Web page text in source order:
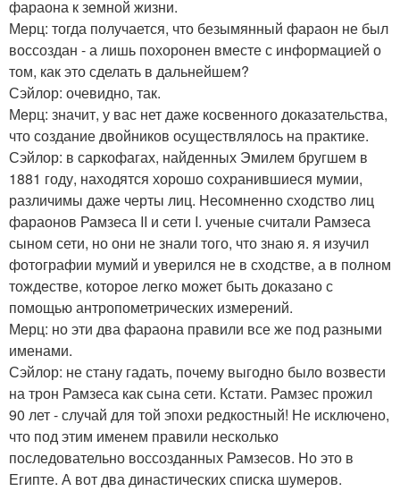
фараона к земной жизни.
Мерц: тогда получается, что безымянный фараон не был
воссоздан - а лишь похоронен вместе с информацией о
том, как это сделать в дальнейшем?
Сэйлор: очевидно, так.
Мерц: значит, у вас нет даже косвенного доказательства,
что создание двойников осуществлялось на практике.
Сэйлор: в саркофагах, найденных Эмилем бругшем в
1881 году, находятся хорошо сохранившиеся мумии,
различимы даже черты лиц. Несомненно сходство лиц
фараонов Рамзеса II и сети I. ученые считали Рамзеса
сыном сети, но они не знали того, что знаю я. я изучил
фотографии мумий и уверился не в сходстве, а в полном
тождестве, которое легко может быть доказано с
помощью антропометрических измерений.
Мерц: но эти два фараона правили все же под разными
именами.
Сэйлор: не стану гадать, почему выгодно было возвести
на трон Рамзеса как сына сети. Кстати. Рамзес прожил
90 лет - случай для той эпохи редкостный! Не исключено,
что под этим именем правили несколько
последовательно воссозданных Рамзесов. Но это в
Египте. А вот два династических списка шумеров.